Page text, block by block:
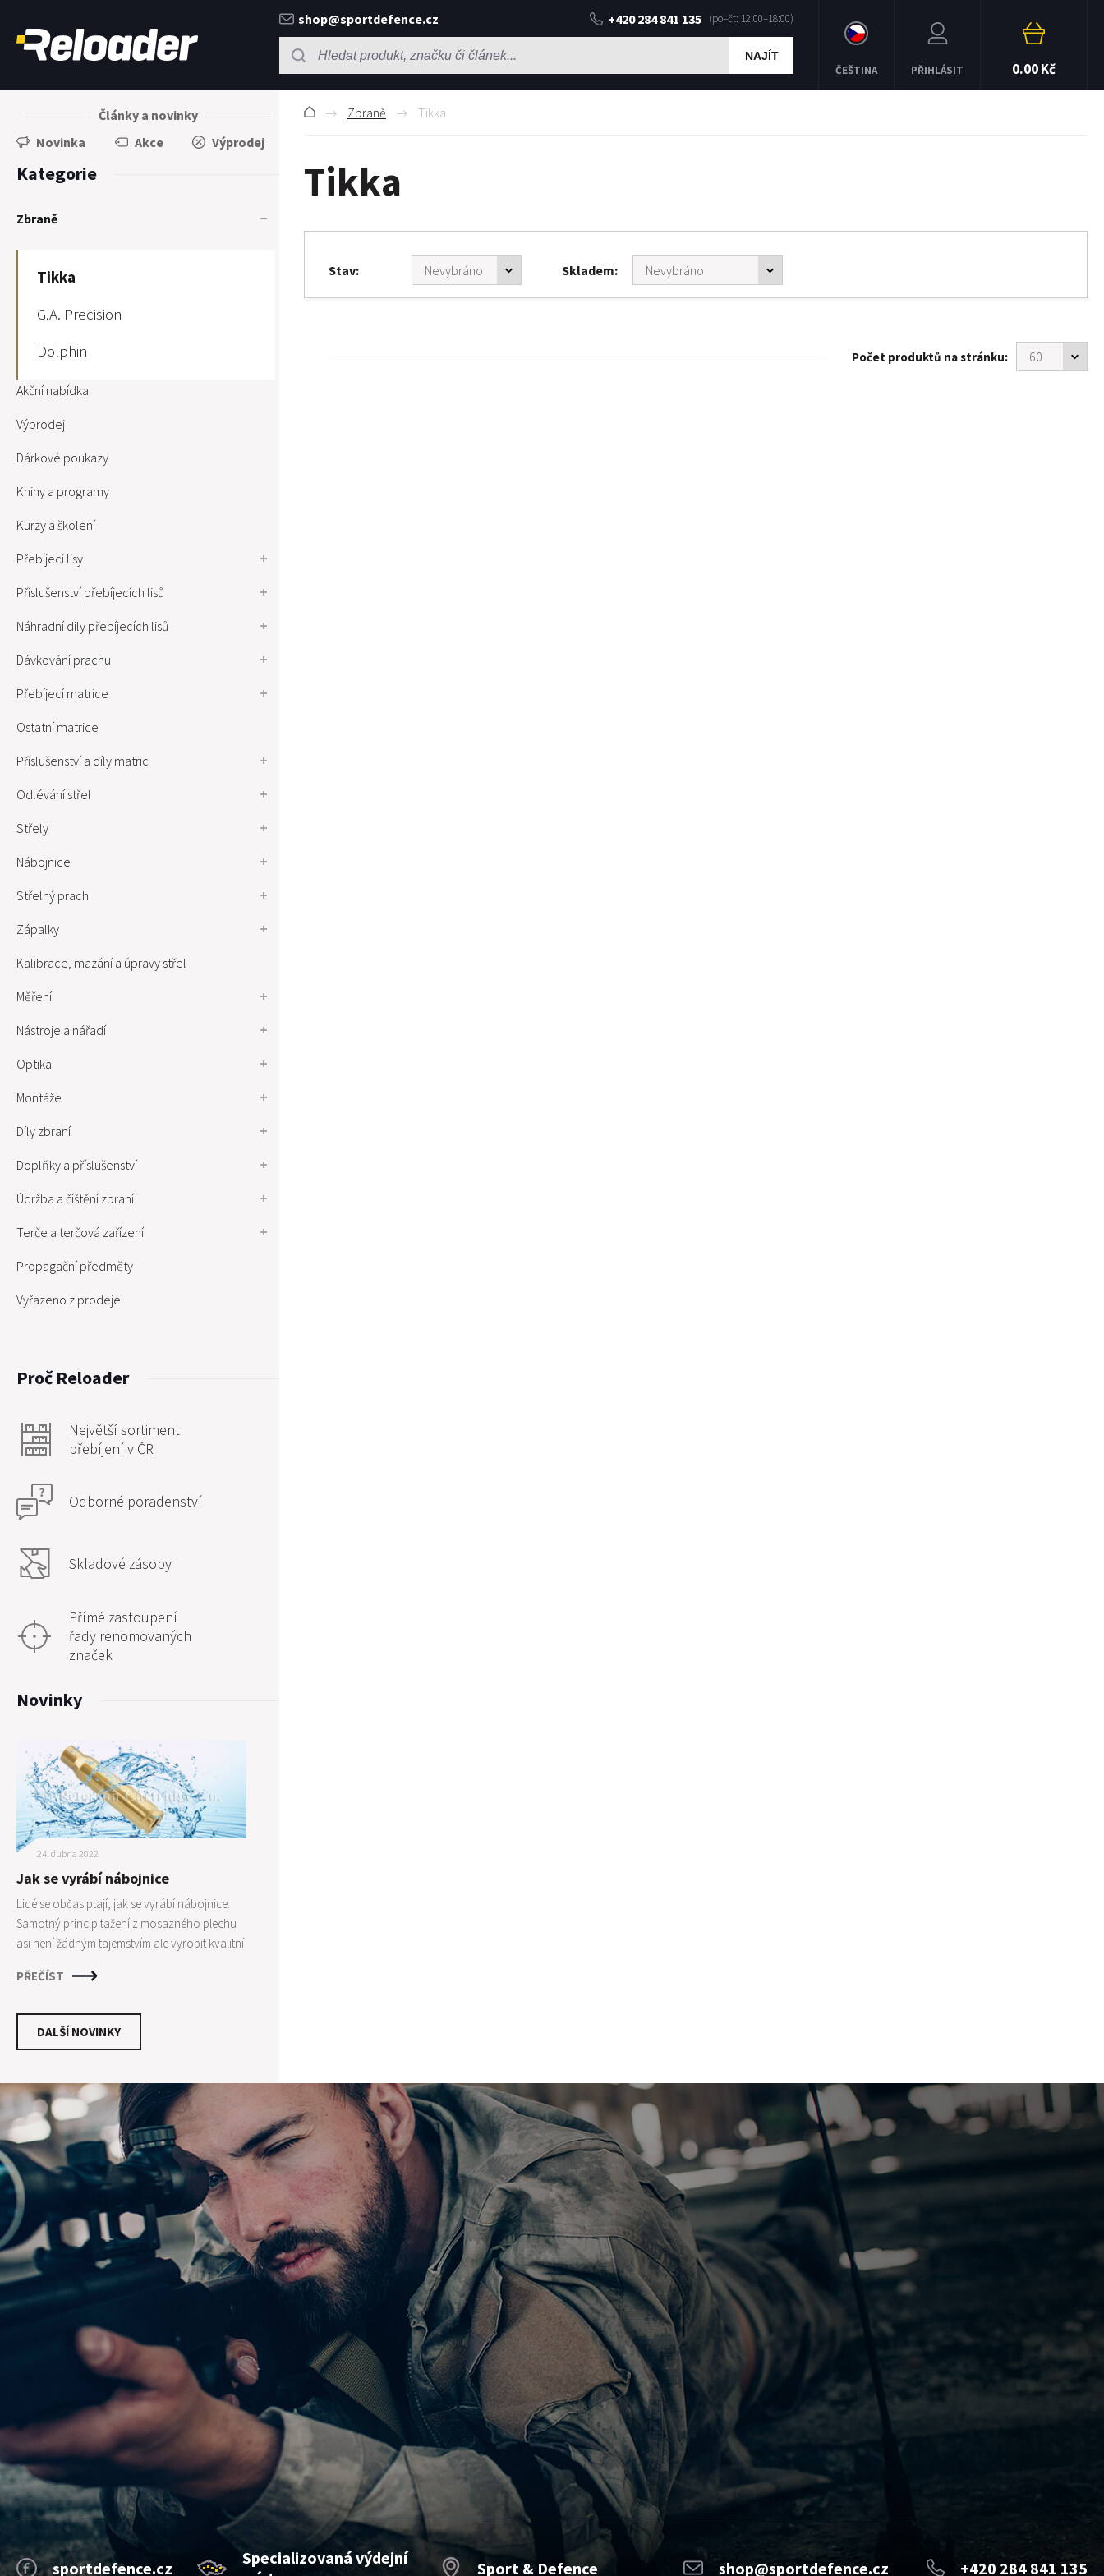
shop@sportdefence.cz +420 284 841 135
NAJÍT
ČEŠTINA PŘIHLÁSIT 0.00 Kč
Články a novinky
Novinka
Akce Výprodej
Kategorie
Zbraně
Tikka
G.A. Precision
Dolphin
Akční nabídka
Výprodej
Dárkové poukazy
Knihy a programy
Kurzy a školení
Přebíjecí lisy
Příslušenství přebíjecích lisů
Náhradní díly přebíjecích lisů
Dávkování prachu
Přebíjecí matrice
Ostatní matrice
Příslušenství a díly matric
Odlévání střel
Střely
Nábojnice
Střelný prach
Zápalky
Kalibrace, mazání a úpravy střel
Měření
Nástroje a nářadí
Optika
Montáže
Díly zbraní
Doplňky a příslušenství
Údržba a číštění zbraní
Terče a terčová zařízení
Propagační předměty
Vyřazeno z prodeje
Proč Reloader
Největší sortiment
přebíjení v ČR
Odborné poradenství
Skladové zásoby
Přímé zastoupení
řady renomovaných
značek
Novinky
24. dubna 2022
Jak se vyrábí nábojnice
Lidé se občas ptají, jak se vyrábí nábojnice.
Samotný princip tažení z mosazného plechu
asi není žádným tajemstvím ale vyrobit kvalitní
mohlo zdát. Je zapotřebí mnoha kroků a
vytvoření kvalitní nábojnice, která poskytne
střelci maximální konzistenci. Pro osvětlení
jednoho z nejuznávanějších výrobců
nábojnic - firmy PETERSRON CARTRIDGE.
PŘEČÍST
DALŠÍ NOVINKY
Zbraně Tikka
Tikka
Stav Skladem
Počet produktů na stránku:
sportdefence.cz
Specializovaná výdejní
Sport & Defence shop@sportdefence.cz +420 284 841 135